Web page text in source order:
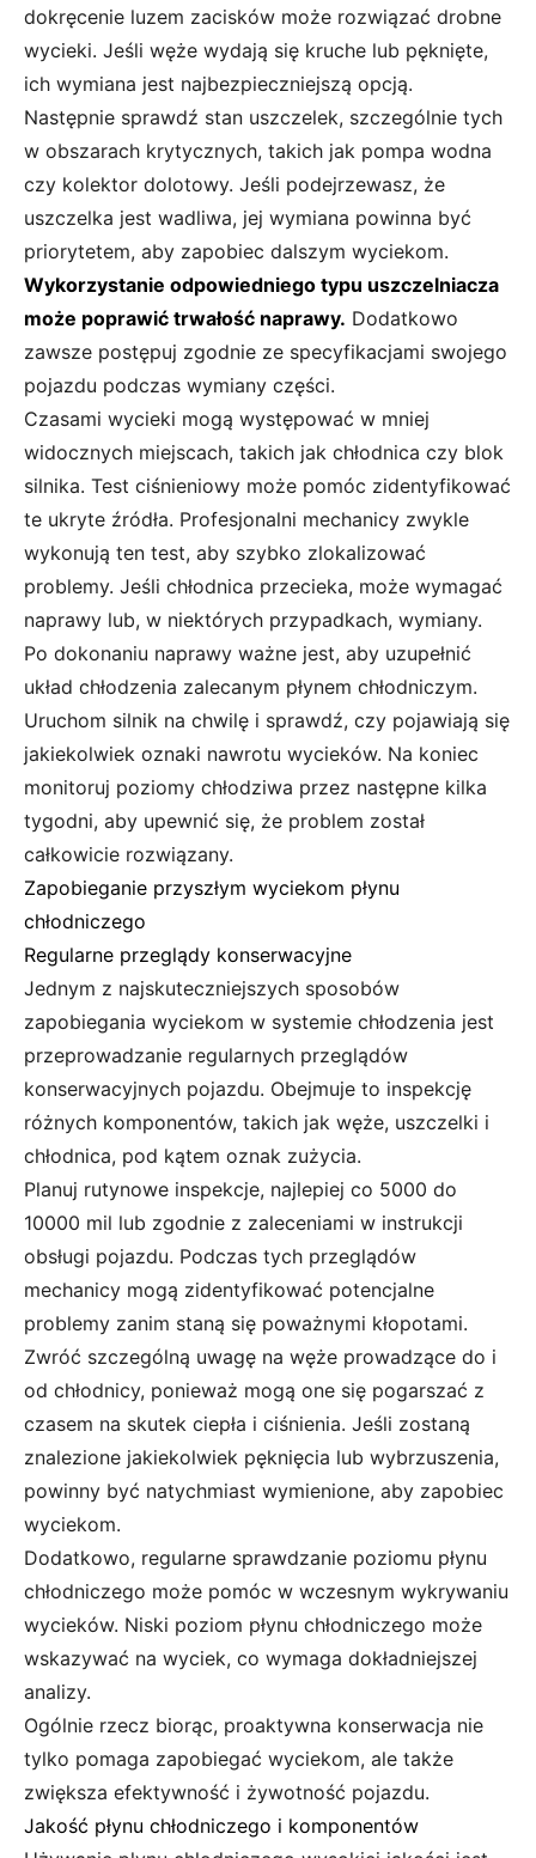
dokręcenie luzem zacisków może rozwiązać drobne
wycieki. Jeśli węże wydają się kruche lub pęknięte,
ich wymiana jest najbezpieczniejszą opcją.
Następnie sprawdź stan uszczelek, szczególnie tych
w obszarach krytycznych, takich jak pompa wodna
czy kolektor dolotowy. Jeśli podejrzewasz, że
uszczelka jest wadliwa, jej wymiana powinna być
priorytetem, aby zapobiec dalszym wyciekom.
Wykorzystanie odpowiedniego typu uszczelniacza
może poprawić trwałość naprawy. Dodatkowo
zawsze postępuj zgodnie ze specyfikacjami swojego
pojazdu podczas wymiany części.
Czasami wycieki mogą występować w mniej
widocznych miejscach, takich jak chłodnica czy blok
silnika. Test ciśnieniowy może pomóc zidentyfikować
te ukryte źródła. Profesjonalni mechanicy zwykle
wykonują ten test, aby szybko zlokalizować
problemy. Jeśli chłodnica przecieka, może wymagać
naprawy lub, w niektórych przypadkach, wymiany.
Po dokonaniu naprawy ważne jest, aby uzupełnić
układ chłodzenia zalecanym płynem chłodniczym.
Uruchom silnik na chwilę i sprawdź, czy pojawiają się
jakiekolwiek oznaki nawrotu wycieków. Na koniec
monitoruj poziomy chłodziwa przez następne kilka
tygodni, aby upewnić się, że problem został
całkowicie rozwiązany.
Zapobieganie przyszłym wyciekom płynu
chłodniczego
Regularne przeglądy konserwacyjne
Jednym z najskuteczniejszych sposobów
zapobiegania wyciekom w systemie chłodzenia jest
przeprowadzanie regularnych przeglądów
konserwacyjnych pojazdu. Obejmuje to inspekcję
różnych komponentów, takich jak węże, uszczelki i
chłodnica, pod kątem oznak zużycia.
Planuj rutynowe inspekcje, najlepiej co 5000 do
10000 mil lub zgodnie z zaleceniami w instrukcji
obsługi pojazdu. Podczas tych przeglądów
mechanicy mogą zidentyfikować potencjalne
problemy zanim staną się poważnymi kłopotami.
Zwróć szczególną uwagę na węże prowadzące do i
od chłodnicy, ponieważ mogą one się pogarszać z
czasem na skutek ciepła i ciśnienia. Jeśli zostaną
znalezione jakiekolwiek pęknięcia lub wybrzuszenia,
powinny być natychmiast wymienione, aby zapobiec
wyciekom.
Dodatkowo, regularne sprawdzanie poziomu płynu
chłodniczego może pomóc w wczesnym wykrywaniu
wycieków. Niski poziom płynu chłodniczego może
wskazywać na wyciek, co wymaga dokładniejszej
analizy.
Ogólnie rzecz biorąc, proaktywna konserwacja nie
tylko pomaga zapobiegać wyciekom, ale także
zwiększa efektywność i żywotność pojazdu.
Jakość płynu chłodniczego i komponentów